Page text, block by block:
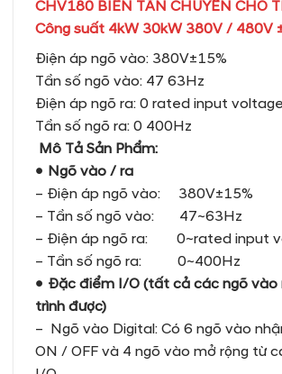
CHV180 BIẾN TẦN CHUYÊN CHO
Công suất 4kW 30kW 380V / 480V
Điện áp ngõ vào: 380V±15%
Tần số ngõ vào: 47 63Hz
Điện áp ngõ ra: 0 rated input voltage
Tần số ngõ ra: 0 400Hz
Mô Tả Sản Phẩm:
● Ngõ vào / ra
– Điện áp ngõ vào: 380V±15%
– Tần số ngõ vào: 47~63Hz
– Điện áp ngõ ra: 0~rated input
– Tần số ngõ ra: 0~400Hz
● Đặc điểm I/O (tất cả các ngõ vào
trình được)
– Ngõ vào Digital: Có 6 ngõ vào
ON / OFF và 4 ngõ vào mở rộng từ